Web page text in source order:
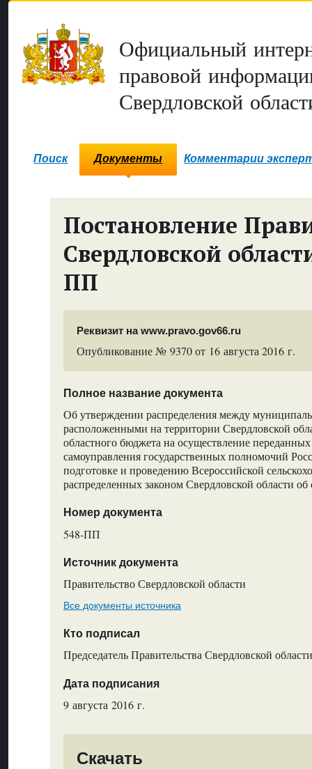
Официальный
правовой
Свердловской
Поиск Документы Комментарии
Постановление
Свердловской
ПП
Реквизит на www.pravo.gov66.ru
Опубликование № 9370 от 16 августа 2016 г.
Полное название документа
Об утверждении распределения между
расположенными на территории Свердловской
областного бюджета на осуществление
самоуправления государственных полномочий
подготовке и проведению Всероссийской
распределенных законом Свердловской области
Номер документа
548-ПП
Источник документа
Правительство Свердловской области
Все документы источника
Кто подписал
Председатель Правительства Свердловской
Дата подписания
9 августа 2016 г.
Скачать